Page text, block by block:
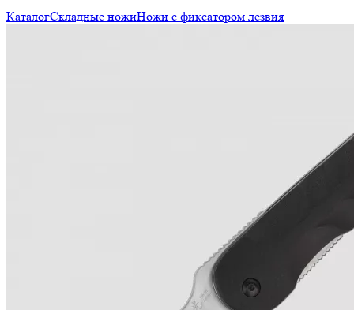
КаталогСкладные ножиНожи с фиксатором лезвия